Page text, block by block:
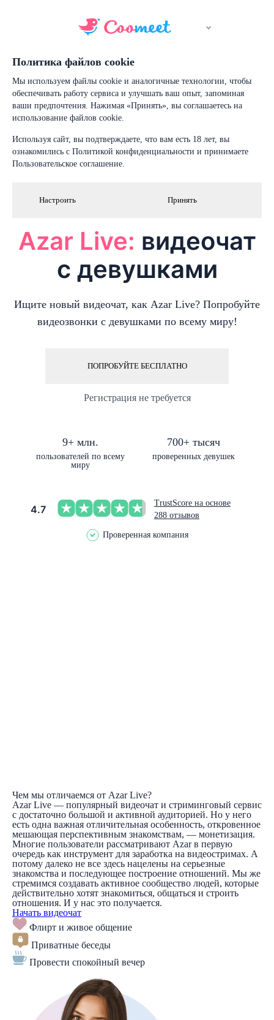
Политика файлов cookie
Мы используем файлы cookie и аналогичные технологии, чтобы
обеспечивать работу сервиса и улучшать ваш опыт, запоминая
ваши предпочтения. Нажимая «Принять», вы соглашаетесь на
использование файлов cookie.
Используя сайт, вы подтверждаете, что вам есть 18 лет, вы
ознакомились с Политикой конфиденциальности и принимаете
Пользовательское соглашение.
Настроить Принять
Azar Live: видеочат
с девушками
Ищите новый видеочат, как Azar Live? Попробуйте
видеозвонки с девушками по всему миру!
ПОПРОБУЙТЕ БЕСПЛАТНО
Регистрация не требуется
9+ млн.
пользователей по всему
миру
700+ тысяч
проверенных девушек
4.7
TrustScore на основе
288 отзывов
Проверенная компания
Чем мы отличаемся от Azar Live?
Azar Live — популярный видеочат и стриминговый сервис
с достаточно большой и активной аудиторией. Но у него
есть одна важная отличительная особенность, откровенное
мешающая перспективным знакомствам, — монетизация.
Многие пользователи рассматривают Azar в первую
очередь как инструмент для заработка на видеостримах. А
потому далеко не все здесь нацелены на серьезные
знакомства и последующее построение отношений. Мы же
стремимся создавать активное сообщество людей, которые
действительно хотят знакомиться, общаться и строить
отношения. И у нас это получается.
Начать видеочат
Флирт и живое общение
Приватные беседы
Провести спокойный вечер